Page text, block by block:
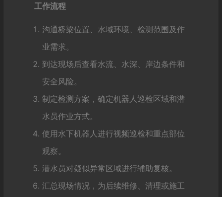
工作流程
沟通桥梁位置、水域环境、检测范围及作
业需求。
到达现场后查看水流、水深、岸边条件和
安全风险。
制定检测方案，确定机器人巡检区域和潜
水员作业方式。
使用水下机器人进行视频巡检和重点部位
观察。
潜水员对疑似异常区域进行辅助复核。
汇总现场情况，为后续维修、清理或施工